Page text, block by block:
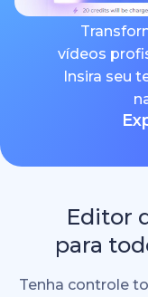
vídeos
Insira seu
Editor
para
Tenha controle